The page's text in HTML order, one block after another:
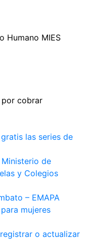
las series de
de
y Colegios
– EMAPA
mujeres
o actualizar